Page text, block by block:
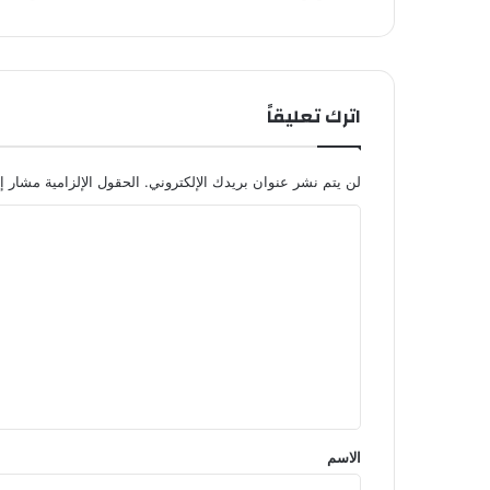
اترك تعليقاً
لن يتم نشر عنوان بريدك الإلكتروني. الحقول الإلزامية مشار
*
الاسم